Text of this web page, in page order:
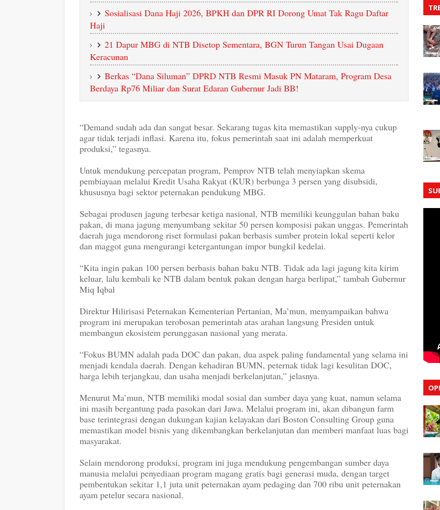
Sosialisasi Dana Haji 2026, BPKH dan DPR RI Dorong Umat Tak Ragu Daftar
Haji
21 Dapur MBG di NTB Disetop Sementara, BGN Turun Tangan Usai Dugaan
Keracunan
Berkas “Dana Siluman” DPRD NTB Resmi Masuk PN Mataram, Program Desa
Berdaya Rp76 Miliar dan Surat Edaran Gubernur Jadi BB!
“Demand sudah ada dan sangat besar. Sekarang tugas kita memastikan supply-nya cukup
agar tidak terjadi inflasi. Karena itu, fokus pemerintah saat ini adalah memperkuat
produksi,” tegasnya.
Untuk mendukung percepatan program, Pemprov NTB telah menyiapkan skema
pembiayaan melalui Kredit Usaha Rakyat (KUR) berbunga 3 persen yang disubsidi,
khususnya bagi sektor peternakan pendukung MBG.
Sebagai produsen jagung terbesar ketiga nasional, NTB memiliki keunggulan bahan baku
pakan, di mana jagung menyumbang sekitar 50 persen komposisi pakan unggas. Pemerintah
daerah juga mendorong riset formulasi pakan berbasis sumber protein lokal seperti kelor
dan maggot guna mengurangi ketergantungan impor bungkil kedelai.
“Kita ingin pakan 100 persen berbasis bahan baku NTB. Tidak ada lagi jagung kita kirim
keluar, lalu kembali ke NTB dalam bentuk pakan dengan harga berlipat,” tambah Gubernur
Miq Iqbal
Direktur Hilirisasi Peternakan Kementerian Pertanian, Ma’mun, menyampaikan bahwa
program ini merupakan terobosan pemerintah atas arahan langsung Presiden untuk
membangun ekosistem perunggasan nasional yang merata.
“Fokus BUMN adalah pada DOC dan pakan, dua aspek paling fundamental yang selama ini
menjadi kendala daerah. Dengan kehadiran BUMN, peternak tidak lagi kesulitan DOC,
harga lebih terjangkau, dan usaha menjadi berkelanjutan,” jelasnya.
Menurut Ma’mun, NTB memiliki modal sosial dan sumber daya yang kuat, namun selama
ini masih bergantung pada pasokan dari Jawa. Melalui program ini, akan dibangun farm
base terintegrasi dengan dukungan kajian kelayakan dari Boston Consulting Group guna
memastikan model bisnis yang dikembangkan berkelanjutan dan memberi manfaat luas bagi
masyarakat.
Selain mendorong produksi, program ini juga mendukung pengembangan sumber daya
manusia melalui penyediaan program magang gratis bagi generasi muda, dengan target
pembentukan sekitar 1,1 juta unit peternakan ayam pedaging dan 700 ribu unit peternakan
ayam petelur secara nasional.